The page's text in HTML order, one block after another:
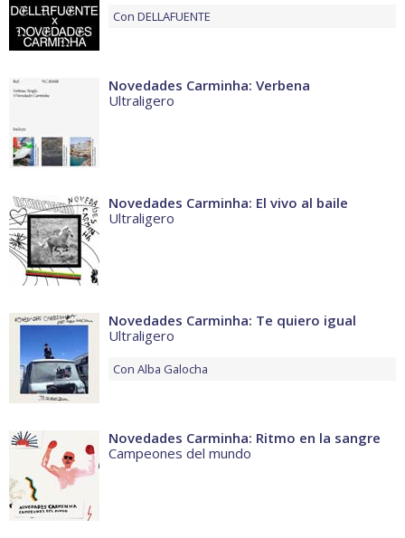
Con DELLAFUENTE
Novedades Carminha: Verbena
Ultraligero
Novedades Carminha: El vivo al baile
Ultraligero
Novedades Carminha: Te quiero igual
Ultraligero
Con Alba Galocha
Novedades Carminha: Ritmo en la sangre
Campeones del mundo